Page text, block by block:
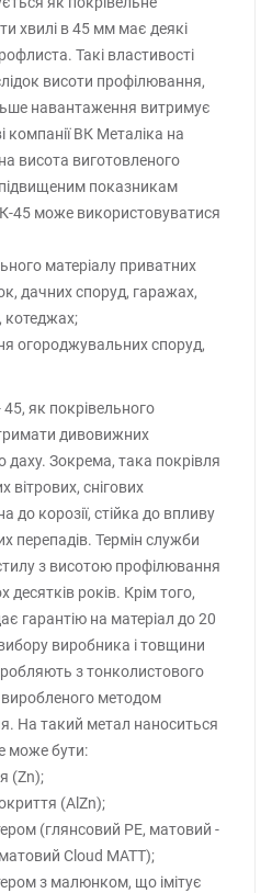
хвилі в 45 мм має деякі
Такі властивості
висоти профілювання,
навантаження витримує
компанії ВК Металіка на
висота виготовленого
показникам
45 може використовуватися
матеріалу приватних
дачних споруд, гаражах,
котеджах;
огороджувальних споруд,
як покрівельного
дивовижних
даху. Зокрема, така покрівля
вітрових, снігових
до корозії, стійка до впливу
перепадів. Термін служби
з висотою профілювання
років. Крім того,
гарантію на матеріал до 20
виробника і товщини
з тонколистового
виробленого методом
На такий метал наноситься
може бути:
(Zn);
(AlZn);
(глянсовий РЕ, матовий -
Cloud MATT);
з малюнком, що імітує